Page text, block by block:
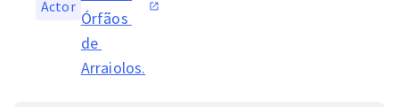
Actor
Órfãos
de
Arraiolos.